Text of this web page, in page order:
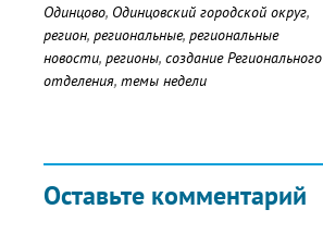
Одинцово, Одинцовский городской округ,
регион, региональные, региональные
новости, регионы, создание Регионального
отделения, темы недели
Оставьте комментарий